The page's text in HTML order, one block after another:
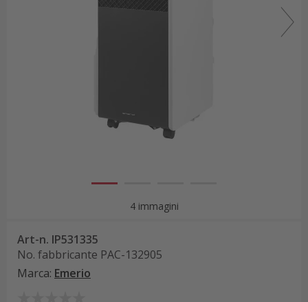
4 immagini
Art-n. IP531335
No. fabbricante PAC-132905
Marca: Emerio